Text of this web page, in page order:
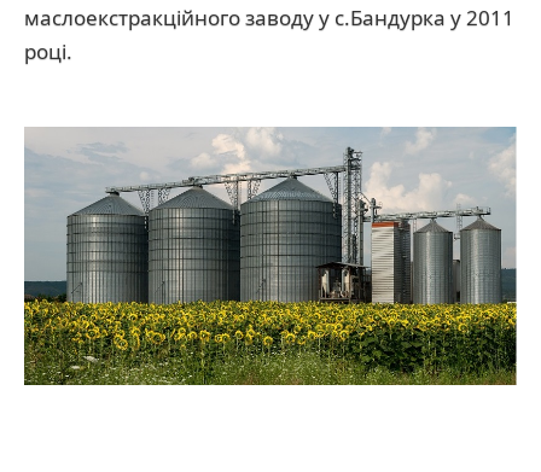
маслоекстракційного заводу у с.Бандурка у 2011
році.